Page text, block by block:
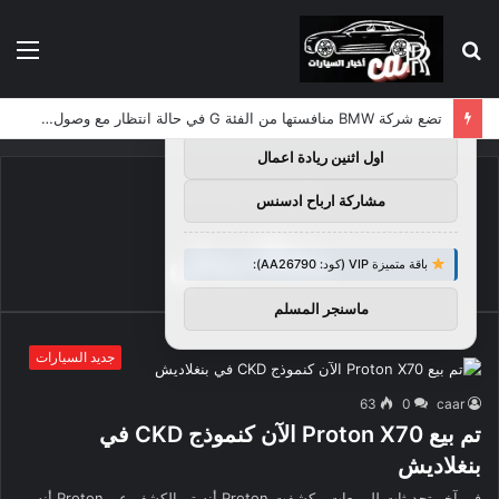
بحث
عن
تضع شركة BMW منافستها من الفئة G في حالة انتظار مع وصول الرياح المعاكسة في الصين إلى موطنها
الرئيسية
بنغلاديش
جديد السيارات
caar
0
63
تم بيع Proton X70 الآن كنموذج CKD في
بنغلاديش
توصيات :
باقة متميزة VIP (كود: AA38045):
اول اثنين ريادة اعمال
مشاركة ارباح ادسنس
باقة متميزة VIP (كود: AA26790):
ماسنجر المسلم